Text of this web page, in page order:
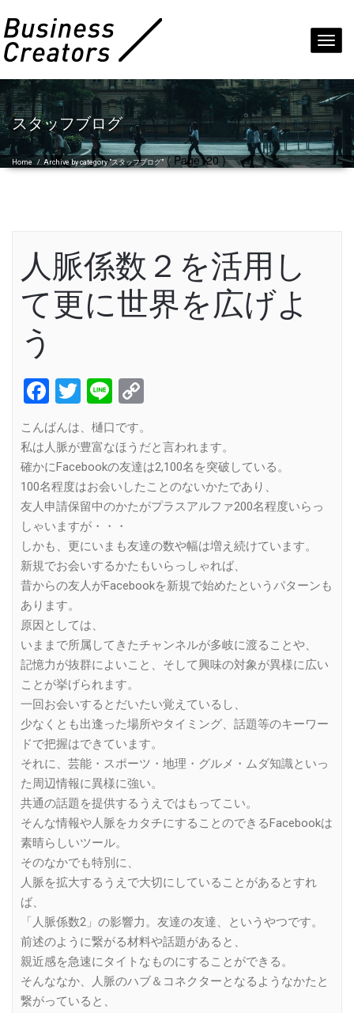
スタッフブログ
Home /Archive by category "スタッフブログ"( Page120 )
人脈係数２を活用し
て更に世界を広げよ
う
Facebook
Twitter
Line
こんばんは、樋口です。
私は人脈が豊富なほうだと言われます。
確かにFacebookの友達は2,100名を突破している。
100名程度はお会いしたことのないかたであり、
友人申請保留中のかたがプラスアルファ200名程度いらっ
しゃいますが・・・
しかも、更にいまも友達の数や幅は増え続けています。
新規でお会いするかたもいらっしゃれば、
昔からの友人がFacebookを新規で始めたというパターンも
あります。
原因としては、
いままで所属してきたチャンネルが多岐に渡ることや、
記憶力が抜群によいこと、そして興味の対象が異様に広い
ことが挙げられます。
一回お会いするとだいたい覚えているし、
少なくとも出逢った場所やタイミング、話題等のキーワー
ドで把握はできています。
それに、芸能・スポーツ・地理・グルメ・ムダ知識といっ
た周辺情報に異様に強い。
共通の話題を提供するうえではもってこい。
そんな情報や人脈をカタチにすることのできるFacebookは
素晴らしいツール。
そのなかでも特別に、
人脈を拡大するうえで大切にしていることがあるとすれ
ば、
「人脈係数2」の影響力。友達の友達、というやつです。
前述のように繋がる材料や話題があると、
親近感を急速にタイトなものにすることができる。
そんななか、人脈のハブ＆コネクターとなるようなかたと
繋がっていると、